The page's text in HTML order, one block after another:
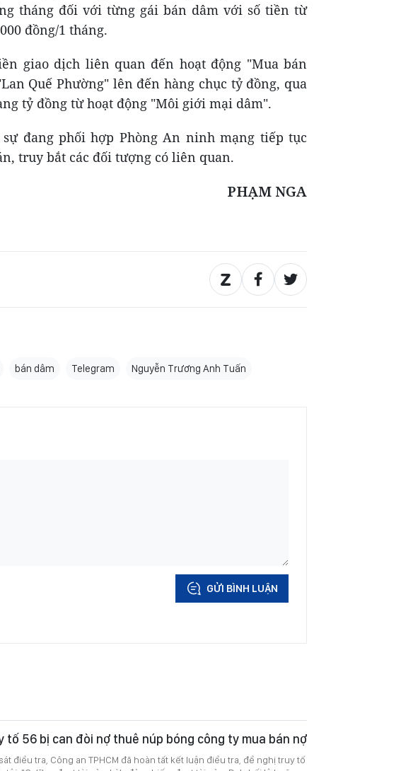
tháng đối với từng gái bán dâm với số tiền từ
đồng/1 tháng.
giao dịch liên quan đến hoạt động "Mua bán
Quế Phường" lên đến hàng chục tỷ đồng, qua
tỷ đồng từ hoạt động "Môi giới mại dâm".
đang phối hợp Phòng An ninh mạng tiếp tục
truy bắt các đối tượng có liên quan.
PHẠM NGA
bán dâm Telegram Nguyễn Trương Anh Tuấn
GỬI BÌNH LUẬN
tố 56 bị can đòi nợ thuê núp bóng công ty mua bán nợ
điều tra, Công an TPHCM đã hoàn tất kết luận điều tra, đề nghị truy tố